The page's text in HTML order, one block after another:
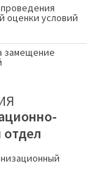
оценки условий
замещение